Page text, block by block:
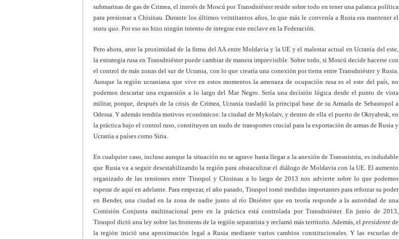
submarinas de gas de Crimea, el interés de Moscú por Transdniéster reside sobre todo en tener una palanca política
para presionar a Chisinau. Durante los últimos veintitantos años, lo que más le convenía a Rusia era mantener el
statu quo . Por eso no hizo ningún intento de integrar este enclave en la Federación.
Pero ahora, ante la proximidad de la firma del AA entre Moldavia y la UE y el malestar actual en Ucrania del este,
la estrategia rusa en Transdniéster puede cambiar de manera imprevisible. Sobre todo, si Moscú decide hacerse con
el control de más zonas del sur de Ucrania, con lo que crearía una conexión por tierra entre Transdniéster y Rusia.
Aunque la región ucraniana que vive en estos momentos la amenaza de ocupación rusa es el este del país, no
podemos descartar una expansión a lo largo del Mar Negro. Sería una decisión lógica desde el punto de vista
militar, porque, después de la crisis de Crimea, Ucrania trasladó la principal base de su Armada de Sebastopol a
Odessa. Y además tendría motivos económicos: la ciudad de Mykolaiv, y dentro de ella el puerto de Oktyabrsk, en
la práctica bajo el control ruso, constituyen un nudo de transportes crucial para la exportación de armas de Rusia y
Ucrania a países como Siria.
En cualquier caso, incluso aunque la situación no se agrave hasta llegar a la anexión de Transnistria, es indudable
que Rusia va a seguir desestabilizando la región para obstaculizar el diálogo de Moldavia con la UE. El aumento
organizado de las tensiones entre Tiraspol y Chisinau a lo largo de 2013 nos advierte sobre lo que podemos
esperar de aquí en adelante. Para empezar, el año pasado, Tiraspol tomó medidas importantes para reforzar su poder
en Bender, una ciudad en la zona de nadie junto al río Dniéster que en teoría responde a la autoridad de una
Comisión Conjunta multinacional pero en la práctica está controlada por Transdniéster. En junio de 2013,
Tiraspol dictó una ley sobre las fronteras de la región separatista y reclamó más territorio. Además, el presidentede
la región inició una aproximación legal a Rusia mediante varios cambios constitucionales. Y las escuelas de